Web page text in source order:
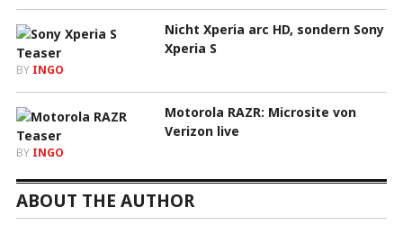
Nicht Xperia arc HD, sondern Sony
Xperia S
BY INGO
Motorola RAZR: Microsite von
Verizon live
BY INGO
ABOUT THE AUTHOR